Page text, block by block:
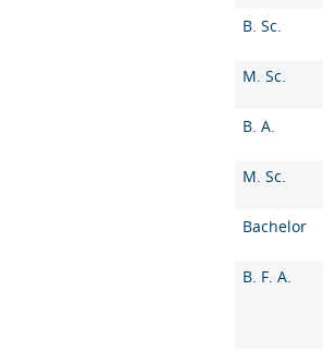
B. Sc.
M. Sc.
B. A.
M. Sc.
Bachelor
B. F. A.